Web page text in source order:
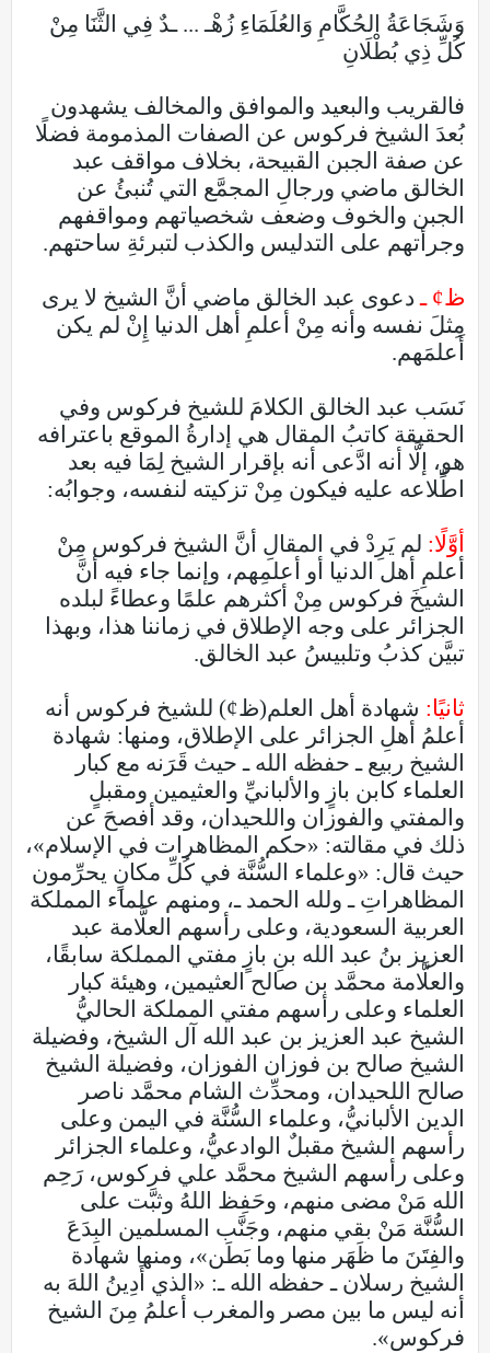
وَشَجَاعَةُ الحُكَّامِ وَالعُلَمَاءِ زُهْـ ... ـدٌ فِي الثَّنَا مِنْ
كُلِّ ذِي بُطْلَانِ
فالقريب والبعيد والموافق والمخالف يشهدون
بُعدَ الشيخ فركوس عن الصفات المذمومة فضلًا
عن صفة الجبن القبيحة، بخلاف مواقف عبد
الخالق ماضي ورجالِ المجمَّع التي تُنبئُ عن
الجبن والخوف وضعف شخصياتهم ومواقفهم
وجرأتهم على التدليس والكذب لتبرئةِ ساحتهم.
ظ¢ ـدعوى عبد الخالق ماضي أنَّ الشيخ لا يرى
مِثلَ نفسه وأنه مِنْ أعلمِ أهل الدنيا إِنْ لم يكن
أَعلمَهم.
نَسَب عبد الخالق الكلامَ للشيخ فركوس وفي
الحقيقة كاتبُ المقال هي إدارةُ الموقع باعترافه
هو، إلَّا أنه ادَّعى أنه بإقرار الشيخ لِمَا فيه بعد
اطِّلاعه عليه فيكون مِنْ تزكيته لنفسه، وجوابُه:
أوَّلًا: لم يَرِدْ في المقالِ أنَّ الشيخ فركوس مِنْ
أعلمِ أهل الدنيا أو أعلمِهم، وإنما جاء فيه أنَّ
الشيخَ فركوس مِنْ أكثرهم علمًا وعطاءً لبلده
الجزائر على وجه الإطلاق في زماننا هذا، وبهذا
تبيَّن كذبُ وتلبيسُ عبد الخالق.
ثانيًا: شهادة أهل العلم(ظ¢) للشيخ فركوس أنه
أعلمُ أهلِ الجزائر على الإطلاق، ومنها: شهادة
الشيخ ربيع ـ حفظه الله ـ حيث قَرَنه مع كبار
العلماء كابن بازٍ والألبانيِّ والعثيمين ومقبلٍ
والمفتي والفوزان واللحيدان، وقد أفصحَ عن
ذلك في مقالته: «حكم المظاهرات في الإسلام»،
حيث قال: «وعلماء السُّنَّة في كُلِّ مكانٍ يحرِّمون
المظاهراتِ ـ ولله الحمد ـ، ومنهم علماء المملكة
العربية السعودية، وعلى رأسهم العلَّامة عبد
العزيز بنُ عبد الله بنِ بازٍ مفتي المملكة سابقًا،
والعلَّامة محمَّد بن صالح العثيمين، وهيئة كبار
العلماء وعلى رأسهم مفتي المملكة الحاليُّ
الشيخ عبد العزيز بن عبد الله آل الشيخ، وفضيلة
الشيخ صالح بن فوزان الفوزان، وفضيلة الشيخ
صالح اللحيدان، ومحدِّث الشام محمَّد ناصر
الدين الألبانيُّ، وعلماء السُّنَّة في اليمن وعلى
رأسهم الشيخ مقبلٌ الوادعيُّ، وعلماء الجزائر
وعلى رأسهم الشيخ محمَّد علي فركوس، رَحِم
الله مَنْ مضى منهم، وحَفِظ اللهُ وثبَّت على
السُّنَّة مَنْ بقي منهم، وجَنَّب المسلمين البِدَعَ
والفِتَنَ ما ظَهَر منها وما بَطَن»، ومنها شهادة
الشيخ رسلان ـ حفظه الله ـ: «الذي أَدِينُ اللهَ به
أنه ليس ما بين مصر والمغرب أعلمُ مِنَ الشيخ
فركوس».